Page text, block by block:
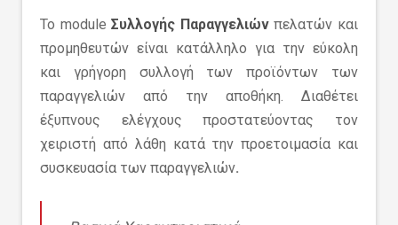
Το moduleΣυλλογής Παραγγελιώνπελατών και
προμηθευτών είναι κατάλληλο για την εύκολη
και γρήγορη συλλογή των προϊόντων των
παραγγελιών από την αποθήκη. Διαθέτει
έξυπνους ελέγχους προστατεύοντας τον
χειριστή από λάθη κατά την προετοιμασία και
συσκευασία των παραγγελιών.